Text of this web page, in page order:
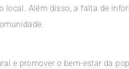
Além disso, a falta de
e promover o bem-estar da